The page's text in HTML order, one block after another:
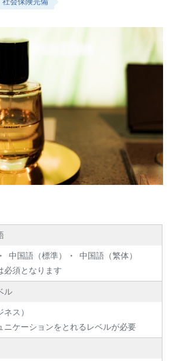
中国語（標準）
中国語（繁体）
必須となります
ル
ス）
ニケーションをとれるレベルが必要